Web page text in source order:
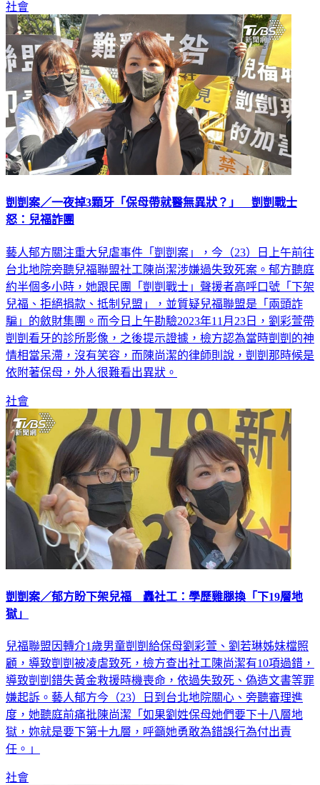
社會
剴剴案／一夜掉3顆牙「保母帶就醫無異狀？」 剴剴戰士
怒：兒福詐團
藝人郁方關注重大兒虐事件「剴剴案」，今（23）日上午前往
台北地院旁聽兒福聯盟社工陳尚潔涉嫌過失致死案。郁方聽庭
約半個多小時，她跟民團「剴剴戰士」聲援者高呼口號「下架
兒福、拒絕捐款、抵制兒盟」，並質疑兒福聯盟是「兩頭詐
騙」的斂財集團。而今日上午勘驗2023年11月23日，劉彩萱帶
剴剴看牙的診所影像，之後提示證據，檢方認為當時剴剴的神
情相當呆滯，沒有笑容，而陳尚潔的律師則說，剴剴那時候是
依附著保母，外人很難看出異狀。
社會
剴剴案／郁方盼下架兒福 轟社工：學歷雞腿換「下19層地
獄」
兒福聯盟因轉介1歲男童剴剴給保母劉彩萱、劉若琳姊妹檔照
顧，導致剴剴被凌虐致死，檢方查出社工陳尚潔有10項過錯，
導致剴剴錯失黃金救援時機喪命，依過失致死、偽造文書等罪
嫌起訴。藝人郁方今（23）日到台北地院關心、旁聽審理進
度，她聽庭前痛批陳尚潔「如果劉姓保母她們要下十八層地
獄，妳就是要下第十九層，呼籲她勇敢為錯誤行為付出責
任。」
社會